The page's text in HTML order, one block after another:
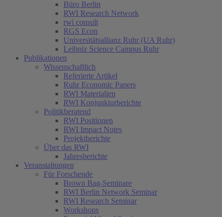
Büro Berlin
RWI Research Network
rwi consult
RGS Econ
Universitätsallianz Ruhr (UA Ruhr)
Leibniz Science Campus Ruhr
Publikationen
Wissenschaftlich
Referierte Artikel
Ruhr Economic Papers
RWI Materialien
RWI Konjunkturberichte
Politikberatend
RWI Positionen
RWI Impact Notes
Projektberichte
Über das RWI
Jahresberichte
Veranstaltungen
Für Forschende
Brown Bag-Seminare
RWI Berlin Network Seminar
RWI Research Seminar
Workshops